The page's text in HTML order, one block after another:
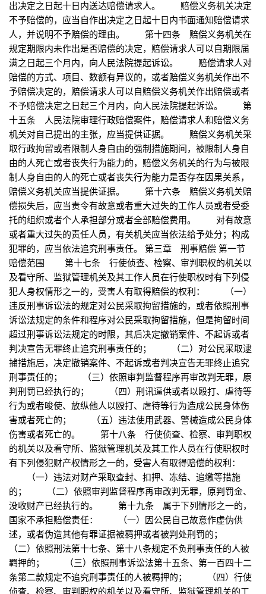
出决定之日起十日内送达赔偿请求人。 赔偿义务机关决定
不予赔偿的，应当自作出决定之日起十日内书面通知赔偿请求
人，并说明不予赔偿的理由。 第十四条 赔偿义务机关在
规定期限内未作出是否赔偿的决定，赔偿请求人可以自期限届
满之日起三个月内，向人民法院提起诉讼。 赔偿请求人对
赔偿的方式、项目、数额有异议的，或者赔偿义务机关作出不
予赔偿决定的，赔偿请求人可以自赔偿义务机关作出赔偿或者
不予赔偿决定之日起三个月内，向人民法院提起诉讼。 第
十五条 人民法院审理行政赔偿案件，赔偿请求人和赔偿义务
机关对自己提出的主张，应当提供证据。 赔偿义务机关采
取行政拘留或者限制人身自由的强制措施期间，被限制人身自
由的人死亡或者丧失行为能力的，赔偿义务机关的行为与被限
制人身自由的人的死亡或者丧失行为能力是否存在因果关系，
赔偿义务机关应当提供证据。 第十六条 赔偿义务机关赔
偿损失后，应当责令有故意或者重大过失的工作人员或者受委
托的组织或者个人承担部分或者全部赔偿费用。 对有故意
或者重大过失的责任人员，有关机关应当依法给予处分；构成
犯罪的，应当依法追究刑事责任。 第三章 刑事赔偿 第一节
赔偿范围 第十七条 行使侦查、检察、审判职权的机关以
及看守所、监狱管理机关及其工作人员在行使职权时有下列侵
犯人身权情形之一的，受害人有取得赔偿的权利： （一）
违反刑事诉讼法的规定对公民采取拘留措施的，或者依照刑事
诉讼法规定的条件和程序对公民采取拘留措施，但是拘留时间
超过刑事诉讼法规定的时限，其后决定撤销案件、不起诉或者
判决宣告无罪终止追究刑事责任的； （二）对公民采取逮
捕措施后，决定撤销案件、不起诉或者判决宣告无罪终止追究
刑事责任的； （三）依照审判监督程序再审改判无罪，原
判刑罚已经执行的； （四）刑讯逼供或者以殴打、虐待等
行为或者唆使、放纵他人以殴打、虐待等行为造成公民身体伤
害或者死亡的； （五）违法使用武器、警械造成公民身体
伤害或者死亡的。 第十八条 行使侦查、检察、审判职权
的机关以及看守所、监狱管理机关及其工作人员在行使职权时
有下列侵犯财产权情形之一的，受害人有取得赔偿的权利：
（一）违法对财产采取查封、扣押、冻结、追缴等措施
的； （二）依照审判监督程序再审改判无罪，原判罚金、
没收财产已经执行的。 第十九条 属于下列情形之一的，
国家不承担赔偿责任： （一）因公民自己故意作虚伪供
述，或者伪造其他有罪证据被羁押或者被判处刑罚的；
（二）依照刑法第十七条、第十八条规定不负刑事责任的人被
羁押的； （三）依照刑事诉讼法第十五条、第一百四十二
条第二款规定不追究刑事责任的人被羁押的； （四）行使
侦查、检察、审判职权的机关以及看守所、监狱管理机关的工